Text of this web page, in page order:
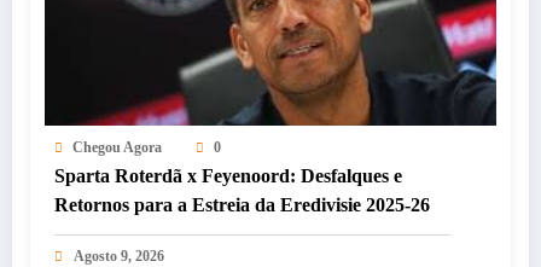
Chegou Agora 0
Sparta Roterdã x Feyenoord: Desfalques e
Retornos para a Estreia da Eredivisie 2025-26
Agosto 9, 2026